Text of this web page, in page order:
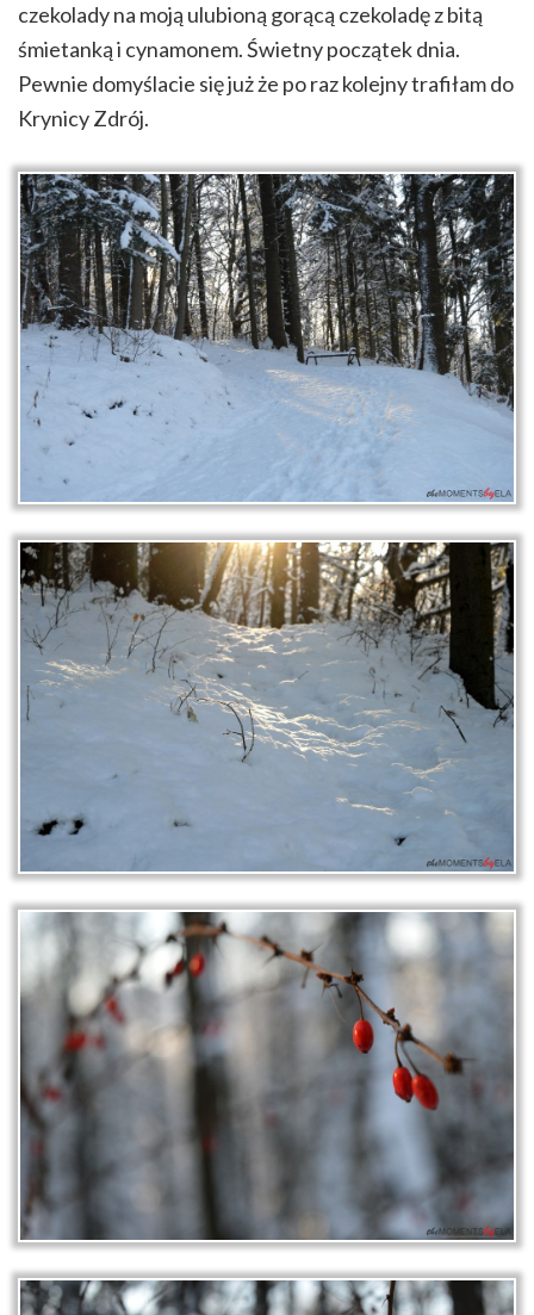
czekolady na moją ulubioną gorącą czekoladę z bitą
śmietanką i cynamonem. Świetny początek dnia.
Pewnie domyślacie się już że po raz kolejny trafiłam do
Krynicy Zdrój.